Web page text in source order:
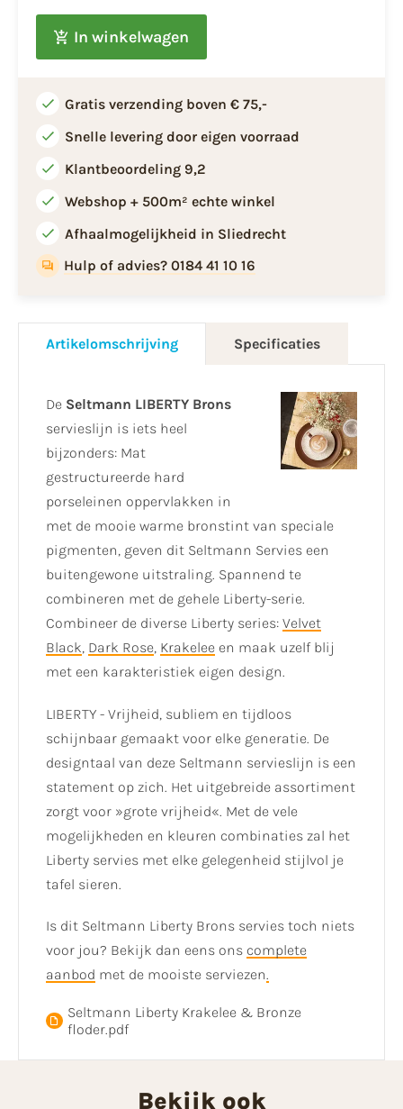
In winkelwagen
Gratis verzending boven € 75,-
Snelle levering door eigen voorraad
Klantbeoordeling 9,2
Webshop + 500m² echte winkel
Afhaalmogelijkheid in Sliedrecht
Hulp of advies? 0184 41 10 16
Artikelomschrijving Specificaties
De Seltmann LIBERTY Brons
servieslijn is iets heel
bijzonders: Mat
gestructureerde hard
porseleinen oppervlakken in
met de mooie warme bronstint van speciale
pigmenten, geven dit Seltmann Servies een
buitengewone uitstraling. Spannend te
combineren met de gehele Liberty-serie.
Combineer de diverse Liberty series: Velvet
Black, Dark Rose, Krakelee en maak uzelf blij
met een karakteristiek eigen design.
LIBERTY - Vrijheid, subliem en tijdloos
schijnbaar gemaakt voor elke generatie. De
designtaal van deze Seltmann servieslijn is een
statement op zich. Het uitgebreide assortiment
zorgt voor »grote vrijheid«. Met de vele
mogelijkheden en kleuren combinaties zal het
Liberty servies met elke gelegenheid stijlvol je
tafel sieren.
Is dit Seltmann Liberty Brons servies toch niets
voor jou? Bekijk dan eens ons complete
aanbod met de mooiste serviezen.
Seltmann Liberty Krakelee & Bronze
floder.pdf
Bekijk ook